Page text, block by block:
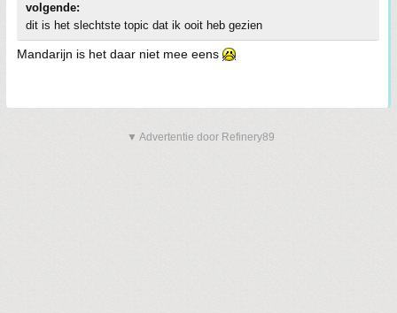
volgende:
dit is het slechtste topic dat ik ooit heb gezien
Mandarijn is het daar niet mee eens
▼ Advertentie door Refinery89